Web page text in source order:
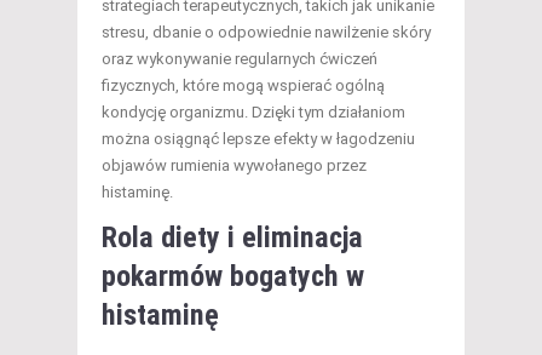
strategiach terapeutycznych, takich jak unikanie
stresu, dbanie o odpowiednie nawilżenie skóry
oraz wykonywanie regularnych ćwiczeń
fizycznych, które mogą wspierać ogólną
kondycję organizmu. Dzięki tym działaniom
można osiągnąć lepsze efekty w łagodzeniu
objawów rumienia wywołanego przez
histaminę.
Rola diety i eliminacja
pokarmów bogatych w
histaminę